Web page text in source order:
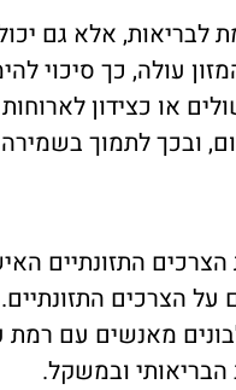
לבריאות, אלא גם
עולה, כך סיכוי
או כצידון לארוחות
ובכך לתמוך
התזונתיים
על הצרכים
מאנשים עם רמת
הבריאותי ובמשקל.